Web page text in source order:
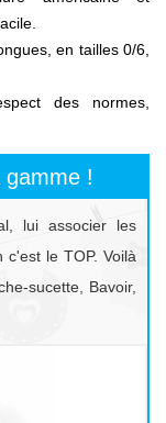
en tailles 0/6,
des normes,
gamme !
lui associer les
le TOP. Voilà
sucette, Bavoir,